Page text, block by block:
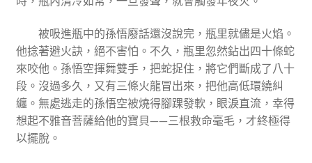
被吸進瓶中的孫悟廢話還沒說完，瓶里就儘是火焰。
他捻著避火訣，絕不害怕。不久，瓶里忽然鉆出四十條蛇
來咬他。孫悟空揮舞雙手，把蛇捉住，將它們斷成了八十
段。沒過多久，又有三條火龍冒出來，把他高低環繞糾
纏。無處逃走的孫悟空被燒得腳踝發軟，眼淚直流，幸得
想起不雅音菩薩給他的寶貝——三根救命毫毛，才終極得
以擺脫。